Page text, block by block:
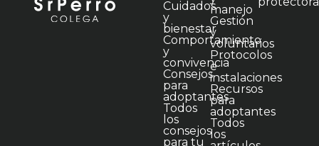
Cuidados
y
bienestar
Comportamiento
y
convivencia
Consejos
para
adoptantes
Todos
los
consejos
para tu
manejo
Gestión
y
voluntarios
Protocolos
e
instalaciones
Recursos
para
adoptantes
Todos
los